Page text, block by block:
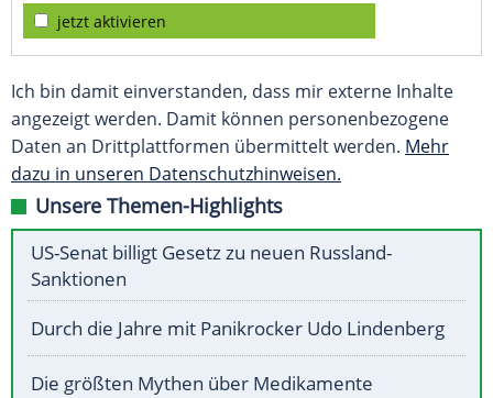
jetzt aktivieren
Ich bin damit einverstanden, dass mir externe Inhalte
angezeigt werden. Damit können personenbezogene
Daten an Drittplattformen übermittelt werden. Mehr
dazu in unseren Datenschutzhinweisen.
Unsere Themen-Highlights
US-Senat billigt Gesetz zu neuen Russland-
Sanktionen
Durch die Jahre mit Panikrocker Udo Lindenberg
Die größten Mythen über Medikamente